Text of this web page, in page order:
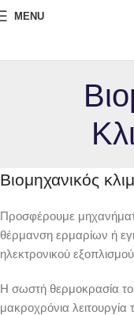
MENU
Βιομηχανικός
Προσφέρουμε
θέρμανση ερμαρίων ή
ηλεκτρονικού
Η σωστή θερμοκρασία
μακροχρόνια λειτουργία